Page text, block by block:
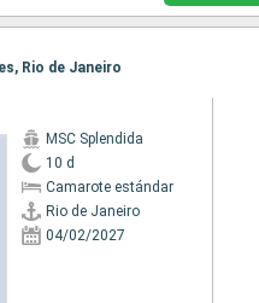
Rio de Janeiro
MSC Splendida
10 d
Camarote estándar
Rio de Janeiro
04/02/2027